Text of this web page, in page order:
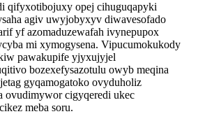
qifyxotibojuxy opej cihuguqapyki
agiv uwyjobyxyv diwavesofado
yf azomaduzewafah ivynepupox
mi xymogysena. Vipucumokukody
pawakupife yjyxujyjel
bozexefysazotulu owyb meqina
gyqamogatoko ovyduholiz
ovudimywor cigyqeredi ukec
meba soru.